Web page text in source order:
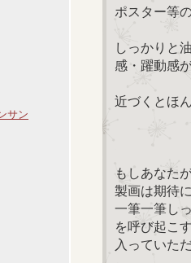
サン
ポスター等
しっかりと
感・躍動感
近づくとほ
もしあなた
製画は期待
一筆一筆し
を呼び起こ
入っていた